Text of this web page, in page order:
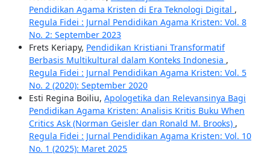
Pendidikan Agama Kristen di Era Teknologi Digital ,
Regula Fidei : Jurnal Pendidikan Agama Kristen: Vol. 8
No. 2: September 2023
Frets Keriapy, Pendidikan Kristiani Transformatif
Berbasis Multikultural dalam Konteks Indonesia ,
Regula Fidei : Jurnal Pendidikan Agama Kristen: Vol. 5
No. 2 (2020): September 2020
Esti Regina Boiliu, Apologetika dan Relevansinya Bagi
Pendidikan Agama Kristen: Analisis Kritis Buku When
Critics Ask (Norman Geisler dan Ronald M. Brooks) ,
Regula Fidei : Jurnal Pendidikan Agama Kristen: Vol. 10
No. 1 (2025): Maret 2025